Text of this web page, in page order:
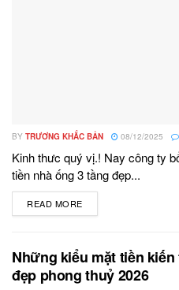
BY TRƯƠNG KHẮC BẢN 08/12/2025
Kinh thưc quý vị.! Nay công ty
tiền nhà ống 3 tầng đẹp...
READ MORE
Những kiểu mặt tiền
đẹp phong thuỷ 2026